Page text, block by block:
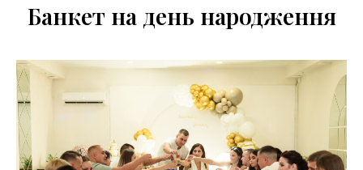
Банкет на день народження